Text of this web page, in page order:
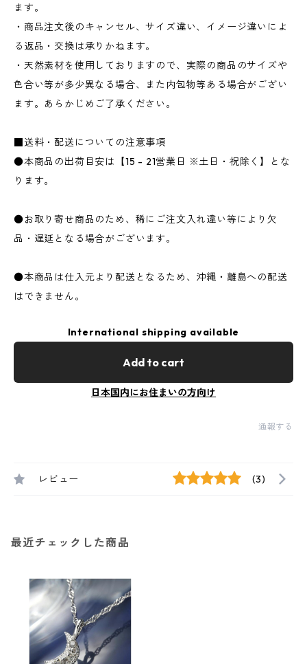
ます。
・商品注文後のキャンセル、サイズ違い、イメージ違いによ
る返品・交換は承りかねます。
・天然素材を使用しておりますので、実際の商品のサイズや
色合い等が多少異なる場合、また内包物等ある場合がござい
ます。あらかじめご了承ください。
■送料・配送についての注意事項
●本商品の出荷目安は【15 - 21営業日 ※土日・祝除く】とな
ります。
●お取り寄せ商品のため、稀にご注文入れ違い等により欠
品・遅延となる場合がございます。
●本商品は仕入元より配送となるため、沖縄・離島への配送
はできません。
International shipping available
Add to cart
日本国内にお住まいの方向け
通報する
レビュー (3)
最近チェックした商品